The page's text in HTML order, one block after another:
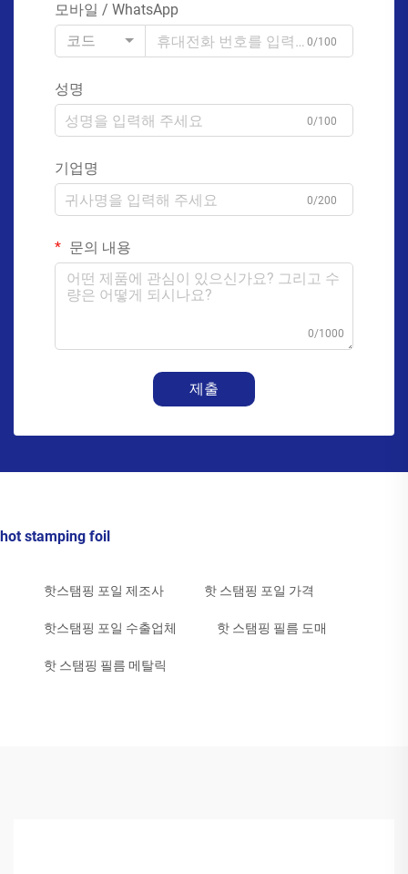
모바일 / WhatsApp
코드
0/100
성명
0/100
기업명
0/200
문의 내용
0/1000
제출
hot stamping foil
핫스탬핑 포일 제조사 핫 스탬핑 포일 가격
핫스탬핑 포일 수출업체 핫 스탬핑 필름 도매
핫 스탬핑 필름 메탈릭